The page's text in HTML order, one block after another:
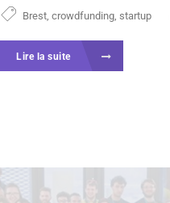
Brest crowdfunding startup
Lire la suite